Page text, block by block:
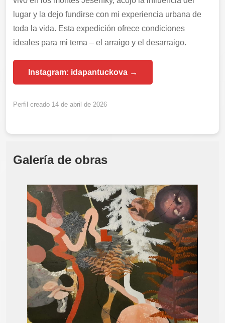
lugar y la dejo fundirse con mi experiencia urbana de
toda la vida. Esta expedición ofrece condiciones
ideales para mi tema – el arraigo y el desarraigo.
Instagram: idapantuckova →
Perfil creado 14 de abril de 2026
Galería de obras